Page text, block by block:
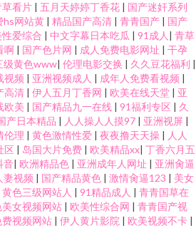
看片 | 五月天婷婷丁香花 | 国产迷奸系列
hs网站黄 | 精品国产高清 | 青青国产 | 国产
性爱综合 | 中文字幕日本吃瓜 | 91成人 | 青草
啊 | 国产色片网 | 成人免费电影网址 | 干孕
级黄色www| 伦理电影交换 | 久久豆花福利 |
视频 | 亚洲视频成人 | 成年人免费看视频 |
高清 | 伊人五月丁香网 | 欧美在线天堂 | 亚
欧美 | 国产精品九一在线 | 91福利专区 | 久
产日本精品 | 人人操人人摸97 | 亚洲视屏 |
伦理 | 黄色激情性爱 | 夜夜撸天天操 | 人人
区 | 岛国大片免费 | 欧美精品xx| 丁香六月五
音| 欧洲精品色 | 亚洲成年人网址 | 亚洲肏逼
妻视频 | 国产精品黄色 | 激情肏逼123 | 美女
黄色三级网站人 | 91精品成人 | 青青国草在
女视频网站 | 欧美性综合网 | 青青国产视
费视频网站 | 伊人黄片影院 | 欧美视频不卡 |